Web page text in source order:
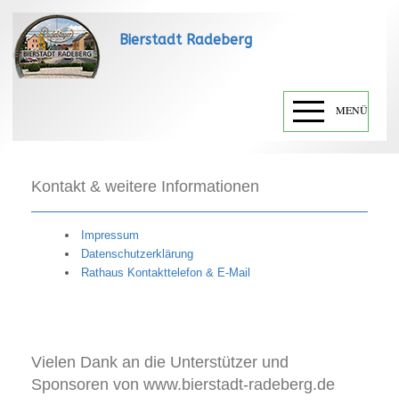
Bierstadt Radeberg
MENÜ
Kontakt & weitere Informationen
Impressum
Datenschutzerklärung
Rathaus Kontakttelefon & E-Mail
Vielen Dank an die Unterstützer und
Sponsoren von www.bierstadt-radeberg.de